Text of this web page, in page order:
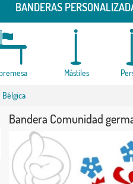
BANDERAS
Mástiles
Bandera Comunidad